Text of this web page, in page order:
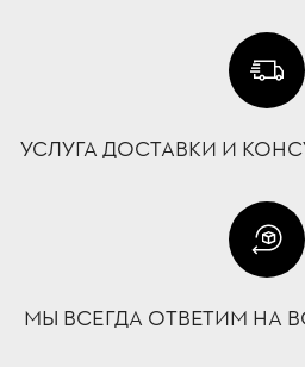
УСЛУГА ДОСТАВКИ И
МЫ ВСЕГДА ОТВЕТИМ НА